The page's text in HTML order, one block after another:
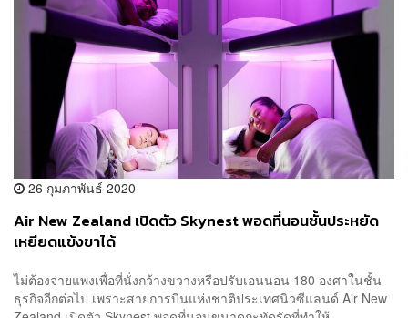
26 กุมภาพันธ์ 2020
Air New Zealand เปิดตัว Skynest พอดที่นอนชั้นประหยัด
เหยียดแข้งขาได้
ไม่ต้องจ่ายแพงเพื่อที่นั่งกว้างขวางหรือปรับเอนนอน 180 องศาในชั้น
ธุรกิจอีกต่อไป เพราะสายการบินแห่งชาติประเทศนิวซีแลนด์ Air New